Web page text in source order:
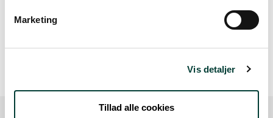
Marketing
Vis detaljer
Tillad alle cookies
Stejl stigning (over 8 %)